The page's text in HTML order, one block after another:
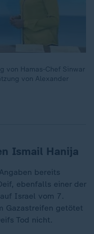
von Hamas-Chef Sinwar
von Alexander
Ismail Hanija
bereits
ebenfalls einer der
Israel vom 7.
Gazastreifen getötet
Tod nicht.